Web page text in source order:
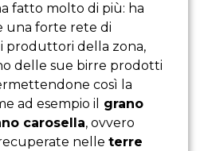
fatto molto di più: ha
una forte rete di
produttori della zona,
delle sue birre prodotti
così la
ad esempio il
grano
carosella, ovvero
nelle terre